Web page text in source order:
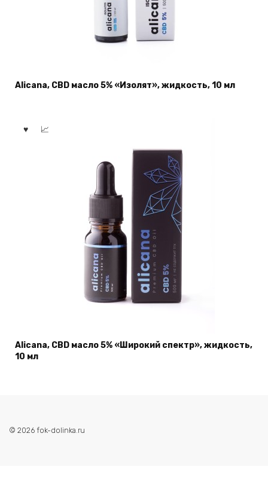
Alicana, CBD масло 5% «Изолят», жидкость, 10 мл
Alicana, CBD масло 5% «Широкий спектр», жидкость,
10 мл
© 2026 fok-dolinka.ru